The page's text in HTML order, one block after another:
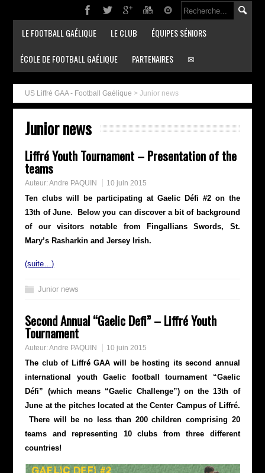
LE FOOTBALL GAÉLIQUE LE CLUB ÉQUIPES SÉNIORS
ÉCOLE DE FOOTBALL GAÉLIQUE PARTENAIRES ✉
US Liffré GAA - Football Gaélique >Junior news
Junior news
Liffré Youth Tournament – Presentation of the
teams
Auteur:Andre PAQUIN 10 juin 2015
Ten clubs will be participating at Gaelic Défi #2 on the
13th of June. Below you can discover a bit of background
of our visitors notable from Fingallians Swords, St.
Mary’s Rasharkin and Jersey Irish.
(suite…)
Junior news
Second Annual “Gaelic Defi” – Liffré Youth
Tournament
Auteur:Andre PAQUIN 10 juin 2015
The club of Liffré GAA will be hosting its second annual
international youth Gaelic football tournament “Gaelic
Défi” (which means “Gaelic Challenge”) on the 13th of
June at the pitches located at the Center Campus of Liffré.
There will be no less than 200 children comprising 20
teams and representing 10 clubs from three different
countries!